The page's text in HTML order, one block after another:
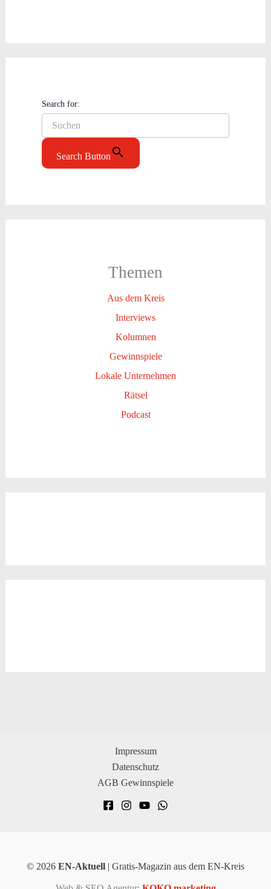
Search for:
Search Button
Themen
Aus dem Kreis
Interviews
Kolumnen
Gewinnspiele
Lokale Unternehmen
Rätsel
Podcast
Impressum
Datenschutz
AGB Gewinnspiele
© 2026 EN-Aktuell | Gratis-Magazin aus dem EN-Kreis